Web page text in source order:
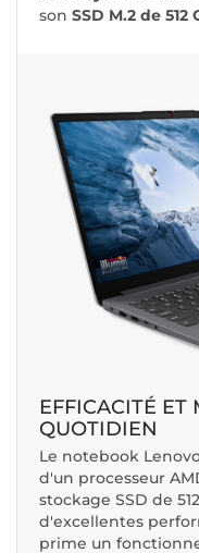
son SSD M.2 de 512
EFFICACITÉ ET
QUOTIDIEN
Le notebook
d'un processeur
stockage SSD de
d'excellentes
prime un